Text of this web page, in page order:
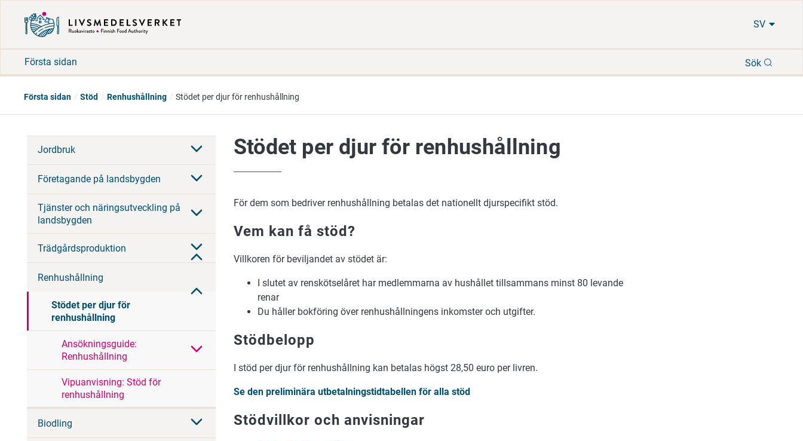
SV
Första sidan Sök
Första sidan Stöd Renhushållning Stödet per djur för renhushållning
Jordbruk
Företagande på landsbygden
Tjänster och näringsutveckling på
landsbygden
Trädgårdsproduktion
Renhushållning
Stödet per djur för
renhushållning
Ansökningsguide:
Renhushållning
Vipuanvisning: Stöd för
renhushållning
Biodling
Stödet per djur för renhushållning
För dem som bedriver renhushållning betalas det nationellt djurspecifikt stöd.
Vem kan få stöd?
Villkoren för beviljandet av stödet är:
I slutet av renskötselåret har medlemmarna av hushållet tillsammans minst 80 levande
renar
Du håller bokföring över renhushållningens inkomster och utgifter.
Stödbelopp
I stöd per djur för renhushållning kan betalas högst 28,50 euro per livren.
Se den preliminära utbetalningstidtabellen för alla stöd
Stödvillkor och anvisningar